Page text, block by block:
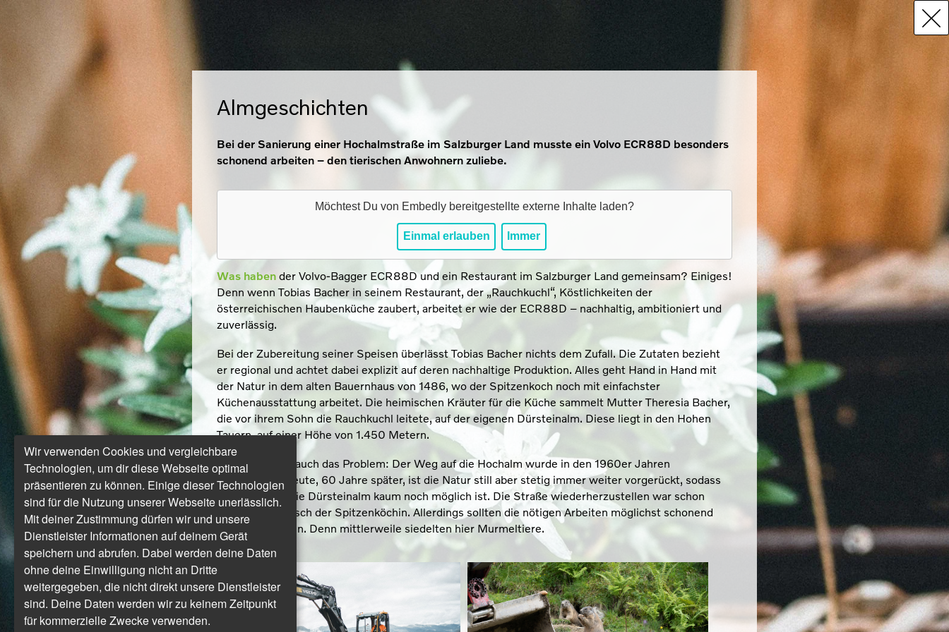
Almgeschichten
Bei der Sanierung einer Hochalmstraße im Salzburger Land musste ein Volvo ECR88D besonders
schonend arbeiten – den tierischen Anwohnern zuliebe.
Möchtest Du von Embedly bereitgestellte externe Inhalte laden?
Einmal erlauben Immer
Was haben der Volvo-Bagger ECR88D und ein Restaurant im Salzburger Land gemeinsam? Einiges!
Denn wenn Tobias Bacher in seinem Restaurant, der „Rauchkuchl“, Köstlichkeiten der
österreichischen Haubenküche zaubert, arbeitet er wie der ECR88D – nachhaltig, ambitioniert und
zuverlässig.
Bei der Zubereitung seiner Speisen überlässt Tobias Bacher nichts dem Zufall. Die Zutaten bezieht
er regional und achtet dabei explizit auf deren nachhaltige Produktion. Alles geht Hand in Hand mit
der Natur in dem alten Bauernhaus von 1486, wo der Spitzenkoch noch mit einfachster
Küchenausstattung arbeitet. Die heimischen Kräuter für die Küche sammelt Mutter Theresia Bacher,
die vor ihrem Sohn die Rauchkuchl leitete, auf der eigenen Dürstein­alm. Diese liegt in den Hohen
Tauern, auf einer Höhe von 1.450 Metern.
Und da lag nun auch das Problem: Der Weg auf die Hochalm wurde in den 1960er Jahren
erschlossen. Heute, 60 Jahre später, ist die Natur still aber stetig immer weiter vorgerückt, sodass
eine Fahrt auf die Dürsteinalm kaum noch möglich ist. Die Straße wiederherzustellen war schon
länger ein Wunsch der Spitzenköchin. Allerdings sollten die nötigen Arbeiten möglichst schonend
vonstattengehen. Denn mittlerweile siedelten hier Murmeltiere.
Wir verwenden Cookies und vergleichbare
Technologien, um dir diese Webseite optimal
präsentieren zu können. Einige dieser Technologien
sind für die Nutzung unserer Webseite unerlässlich.
Mit deiner Zustimmung dürfen wir und unsere
Dienstleister Informationen auf deinem Gerät
speichern und abrufen. Dabei werden deine Daten
ohne deine Einwilligung nicht an Dritte
weitergegeben, die nicht direkt unsere Dienstleister
sind. Deine Daten werden wir zu keinem Zeitpunkt
für kommerzielle Zwecke verwenden.